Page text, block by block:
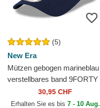
(5)
New Era
Mützen gebogen marineblau
verstellbares band 9FORTY
The League der Denver
Nuggets NBA von New Era
30,95 CHF
Erhalten Sie es bis 7 - 10 Aug.